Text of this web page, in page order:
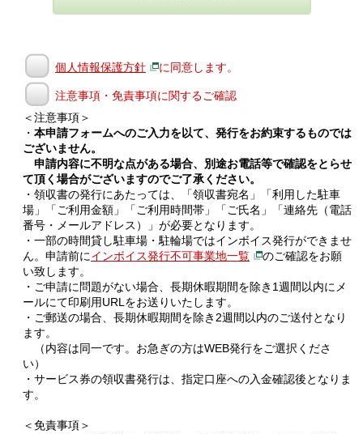
個人情報保護方針 に同意します。
注意事項・免責事項に関するご確認
＜注意事項＞
・ 本申請フォームへのご入力を以て、発行をお約束するものでは
ございません。
申請内容に不明な点がある場合、別途お電話等で確認をとらせ
て頂く場合がございますのでご了承ください。
・領収書の発行にあたっては、「領収書宛名」「利用した駐車
場」「ご利用金額」「ご利用時間帯」「ご氏名」「連絡先（電話
番号・メールアドレス）」が必要となります。
・一部の時間貸し駐車場・駐輪場ではインボイス発行ができませ
ん。申請前にインボイス発行不可事業地一覧
のご確認をお願
い致します。
・ご申請に問題がない場合、長期休暇期間を除き1週間以内にメ
ールにて印刷用URLをお送りいたします。
・ご郵送の場合、長期休暇期間を除き2週間以内のご送付となり
ます。
（内容は同一です。お急ぎの方はWEB発行をご選択くださ
い）
・サービス券の領収書発行は、指定口座への入金確認後となりま
す。
＜免責事項＞